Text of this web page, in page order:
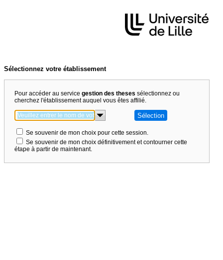
Sélectionnez votre établissement
Pour accéder au service gestion des theses sélectionnez ou
cherchez l'établissement auquel vous êtes affilié.
Se souvenir de mon choix pour cette session.
Se souvenir de mon choix définitivement et contourner cette
étape à partir de maintenant.